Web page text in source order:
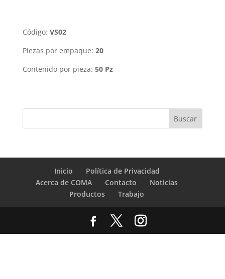
Código: VS02
Piezas por empaque: 20
Contenido por pieza: 50 Pz
Inicio
Política de Privacidad
Acerca de COMA
Contacto
Noticias
Productos
Trabajo